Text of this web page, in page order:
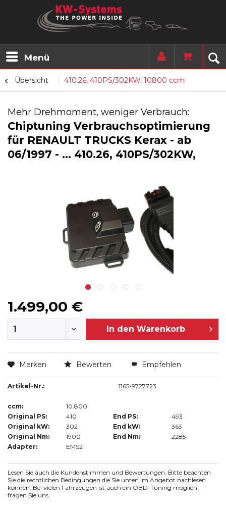
Menü
Übersicht 410.26, 410PS/302KW, 10800 ccm
Mehr Drehmoment, weniger Verbrauch:
Chiptuning Verbrauchsoptimierung
für RENAULT TRUCKS Kerax - ab
06/1997 - ... 410.26, 410PS/302KW,
1.499,00 €
In den Warenkorb
Merken Bewerten Empfehlen
Artikel-Nr.: 1165-9727723
ccm:
10.800
Original PS:
410 End PS:
493
Original kW:
302 End kW:
363
Original Nm:
1900 End Nm:
2285
Adapter:
EMS2
Lesen Sie auch die Kundenstimmen und Bewertungen. Bitte beachten
Sie die rechtlichen Bedingungen die Sie unten im Angebot nachlesen
können. Bei vielen Fahrzeugen ist auch ein OBD-Tuning möglich,
fragen Sie uns.